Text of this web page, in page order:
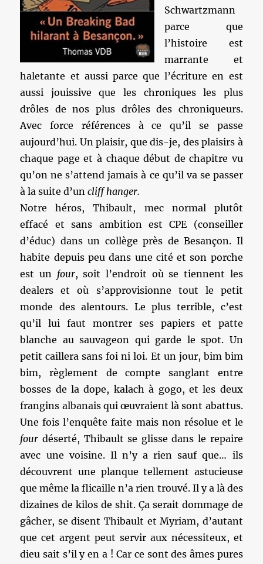
Schwartzmann
parce que
l’histoire est
marrante et
haletante et aussi parce que l’écriture en est
aussi jouissive que les chroniques les plus
drôles de nos plus drôles des chroniqueurs.
Avec force références à ce qu’il se passe
aujourd’hui. Un plaisir, que dis-je, des plaisirs à
chaque page et à chaque début de chapitre vu
qu’on ne s’attend jamais à ce qu’il va se passer
à la suite d’uncliff hanger.
Notre héros, Thibault, mec normal plutôt
effacé et sans ambition est CPE (conseiller
d’éduc) dans un collège près de Besançon. Il
habite depuis peu dans une cité et son porche
est un four, soit l’endroit où se tiennent les
dealers et où s’approvisionne tout le petit
monde des alentours. Le plus terrible, c’est
qu’il lui faut montrer ses papiers et patte
blanche au sauvageon qui garde le spot. Un
petit caillera sans foi ni loi. Et un jour, bim bim
bim, règlement de compte sanglant entre
bosses de la dope, kalach à gogo, et les deux
frangins albanais qui œuvraient là sont abattus.
Une fois l’enquête faite mais non résolue et le
four déserté, Thibault se glisse dans le repaire
avec une voisine. Il n’y a rien sauf que… ils
découvrent une planque tellement astucieuse
que même la flicaille n’a rien trouvé. Il y a là des
dizaines de kilos de shit. Ça serait dommage de
gâcher, se disent Thibault et Myriam, d’autant
que cet argent peut servir aux nécessiteux, et
dieu sait s’il y en a ! Car ce sont des âmes pures